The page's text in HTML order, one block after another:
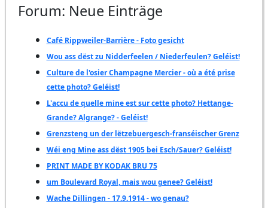
Forum: Neue Einträge
Café Rippweiler-Barrière - Foto gesicht
Wou ass dëst zu Nidderfeelen / Niederfeulen? Geléist!
Culture de l'osier Champagne Mercier - où a été prise
cette photo? Geléist!
L'accu de quelle mine est sur cette photo? Hettange-
Grande? Algrange? - Geléist!
Grenzsteng un der lëtzebuergesch-franséischer Grenz
Wéi eng Mine ass dëst 1905 bei Esch/Sauer? Geléist!
PRINT MADE BY KODAK BRU 75
um Boulevard Royal, mais wou genee? Geléist!
Wache Dillingen - 17.9.1914 - wo genau?